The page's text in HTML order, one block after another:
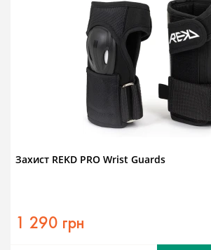
Захист REKD PRO Wrist Guards
1 290 грн